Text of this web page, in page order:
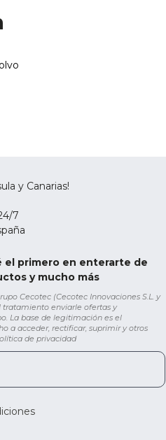
y Canarias!
7
primero en enterarte de
y mucho más
Cecotec (Cecotec Innovaciones S.L. y
tratamiento enviarle ofertas y
La base de legitimación es el
a acceder, rectificar, suprimir y otros
de privacidad